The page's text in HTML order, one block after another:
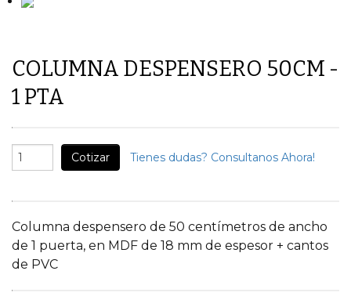
COLUMNA DESPENSERO 50CM -
1 PTA
Cotizar Tienes dudas? Consultanos Ahora!
Columna despensero de 50 centímetros de ancho
de 1 puerta, en MDF de 18 mm de espesor + cantos
de PVC